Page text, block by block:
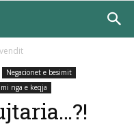
Negacionet e besimit
nga e keqja